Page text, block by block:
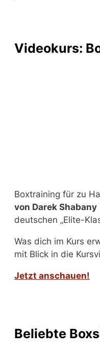
Videokurs:
Boxtraining für zu
von Darek Shabany
deutschen „Elite-
Was dich im Kurs
mit Blick in die
Jetzt anschauen!
Beliebte